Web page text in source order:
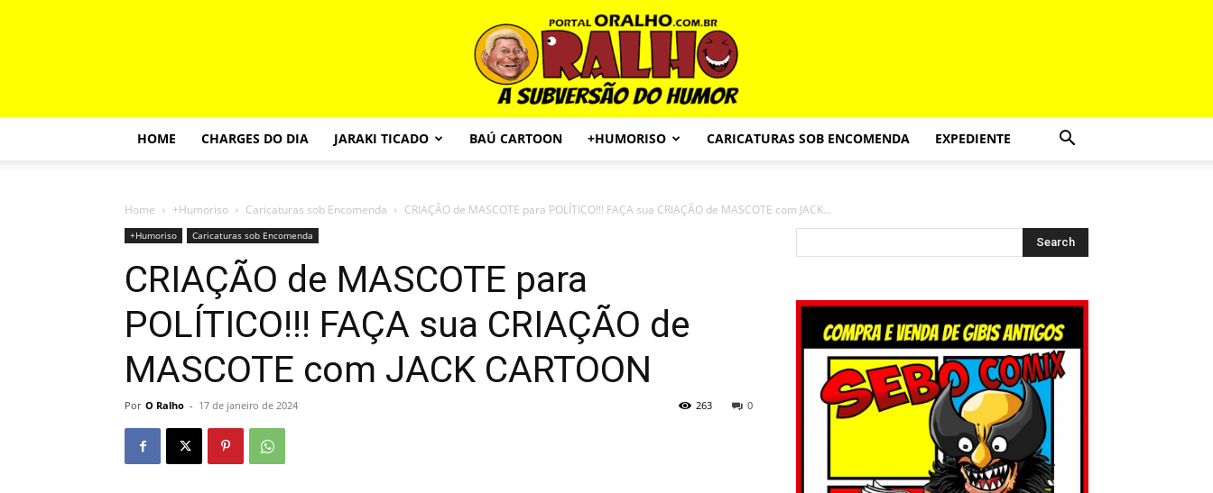
HOME CHARGES DO DIA JARAKI TICADO BAÚ CARTOON +HUMORISO CARICATURAS SOB ENCOMENDA EXPEDIENTE
Home +Humoriso Caricaturas sob Encomenda CRIAÇÃO de MASCOTE para POLÍTICO!!! FAÇA sua CRIAÇÃO de MASCOTE com JACK...
+Humoriso Caricaturas sob Encomenda
CRIAÇÃO de MASCOTE para
POLÍTICO!!! FAÇA sua CRIAÇÃO de
MASCOTE com JACK CARTOON
Por O Ralho - 17 de janeiro de 2024 0
263